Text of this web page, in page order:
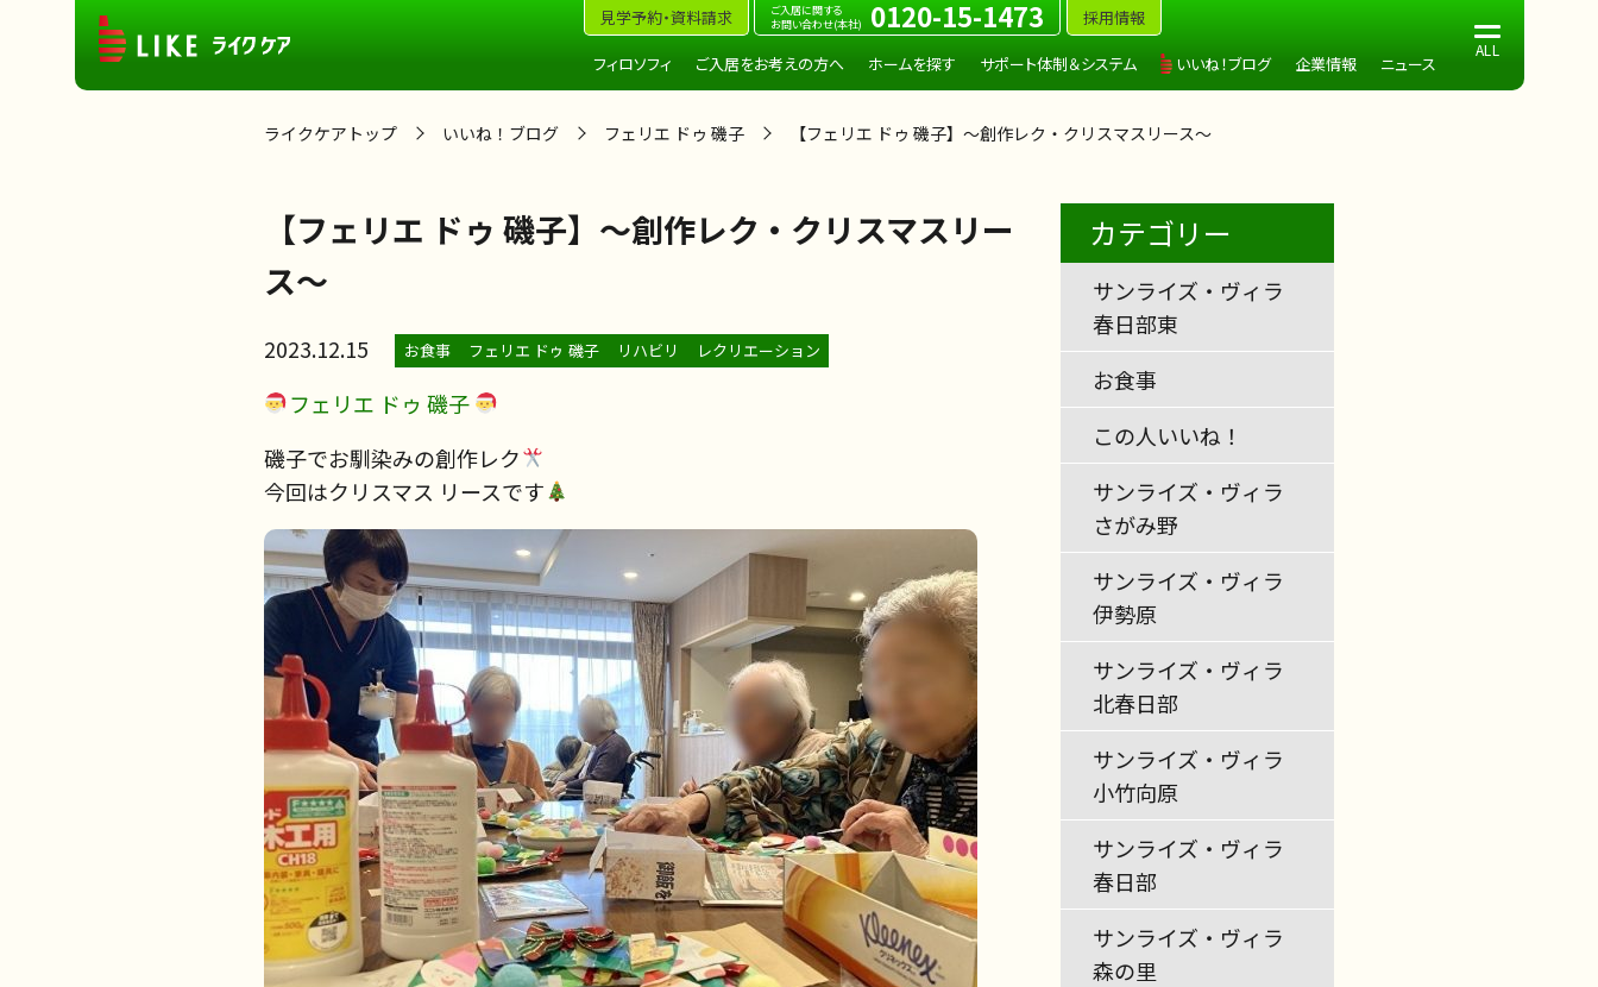
見学予約・資料請求
ご入居に関する
お問い合わせ(本社)
0120-15-1473 採用情報
フィロソフィ ご入居をお考えの方へ ホームを探す サポート体制＆システム いいね！ブログ 企業情報 ニュース
ライクケアトップ いいね！ブログ フェリエ ドゥ 磯子 【フェリエ ドゥ 磯子】～創作レク・クリスマスリース～
【フェリエ ドゥ 磯子】～創作レク・クリスマスリー
ス～
2023.12.15 お食事 フェリエ ドゥ 磯子 リハビリ レクリエーション
フェリエ ドゥ 磯子
磯子でお馴染みの創作レク
今回はクリスマス リースです
カテゴリー
サンライズ・ヴィラ
春日部東
お食事
この人いいね！
サンライズ・ヴィラ
さがみ野
サンライズ・ヴィラ
伊勢原
サンライズ・ヴィラ
北春日部
サンライズ・ヴィラ
小竹向原
サンライズ・ヴィラ
春日部
サンライズ・ヴィラ
森の里